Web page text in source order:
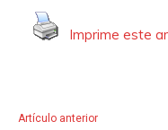
Imprime este
Artículo anterior